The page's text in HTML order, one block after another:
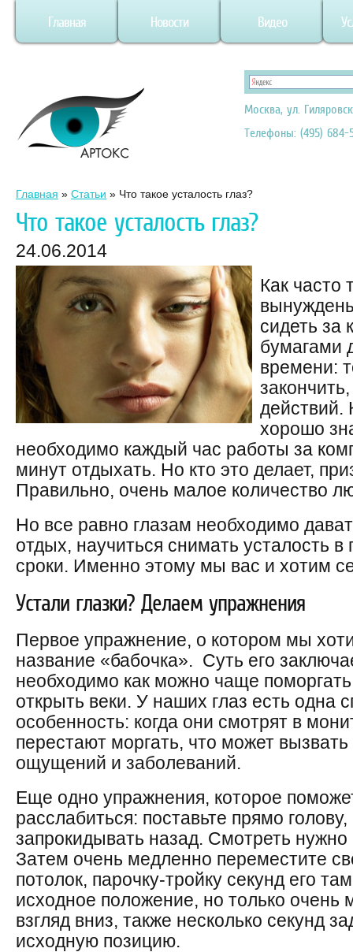
Главная Новости Видео
Москва, ул.
Телефоны: (495) 684-
Главная » Статьи » Что такое усталость глаз?
Что такое усталость глаз?
24.06.2014
Как часто
сидеть за
бумагами
времени:
действий.
хорошо
необходимо каждый час работы за
минут отдыхать. Но кто это делает,
Правильно, очень малое количество
Но все равно глазам необходимо
отдых, научиться снимать усталость в
сроки. Именно этому мы вас и хотим
Устали глазки? Делаем упражнения
Первое упражнение, о котором мы
название «бабочка». Суть его
необходимо как можно чаще
открыть веки. У наших глаз есть одна
особенность: когда они смотрят в
перестают моргать, что может
ощущений и заболеваний.
Еще одно упражнения, которое
расслабиться: поставьте прямо
запрокидывать назад. Смотреть
Затем очень медленно переместите
потолок, парочку-тройку секунд его
исходное положение, но только очень
взгляд вниз, также несколько секунд
исходную позицию.